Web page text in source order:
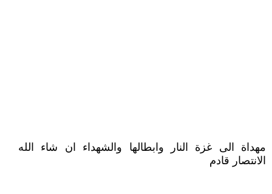
مهداة الى غزة النار وابطالها والشهداء ان شاء الله
الانتصار قادم